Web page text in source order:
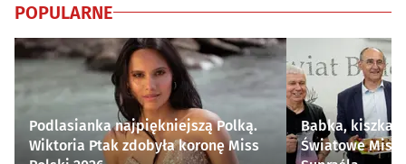
POPULARNE
Podlasianka najpiękniejszą Polką.
Wiktoria Ptak zdobyła koronę Miss
Babka, kiszka i
Światowe